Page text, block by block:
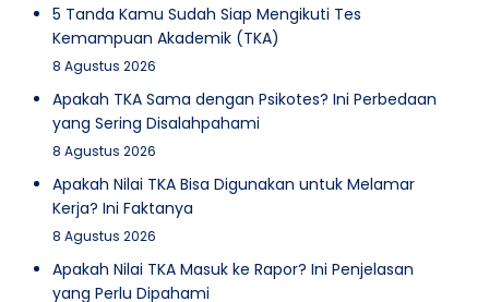
5 Tanda Kamu Sudah Siap Mengikuti Tes
Kemampuan Akademik (TKA)
8 Agustus 2026
Apakah TKA Sama dengan Psikotes? Ini Perbedaan
yang Sering Disalahpahami
8 Agustus 2026
Apakah Nilai TKA Bisa Digunakan untuk Melamar
Kerja? Ini Faktanya
8 Agustus 2026
Apakah Nilai TKA Masuk ke Rapor? Ini Penjelasan
yang Perlu Dipahami